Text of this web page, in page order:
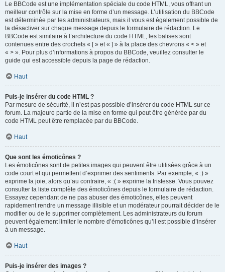
Le BBCode est une implémentation spéciale du code HTML, vous offrant un
meilleur contrôle sur la mise en forme d’un message. L’utilisation du BBCode
est déterminée par les administrateurs, mais il vous est également possible de
la désactiver sur chaque message depuis le formulaire de rédaction. Le
BBCode est similaire à l’architecture du code HTML, les balises sont
contenues entre des crochets « [ » et « ] » à la place des chevrons « < » et
« > ». Pour plus d’informations à propos du BBCode, veuillez consulter le
guide qui est accessible depuis la page de rédaction.
Haut
Puis-je insérer du code HTML ?
Par mesure de sécurité, il n’est pas possible d’insérer du code HTML sur ce
forum. La majeure partie de la mise en forme qui peut être générée par du
code HTML peut être remplacée par du BBCode.
Haut
Que sont les émoticônes ?
Les émoticônes sont de petites images qui peuvent être utilisées grâce à un
code court et qui permettent d’exprimer des sentiments. Par exemple, « :) »
exprime la joie, alors qu’au contraire, « :( » exprime la tristesse. Vous pouvez
consulter la liste complète des émoticônes depuis le formulaire de rédaction.
Essayez cependant de ne pas abuser des émoticônes, elles peuvent
rapidement rendre un message illisible et un modérateur pourrait décider de le
modifier ou de le supprimer complètement. Les administrateurs du forum
peuvent également limiter le nombre d’émoticônes qu’il est possible d’insérer
à un message.
Haut
Puis-je insérer des images ?